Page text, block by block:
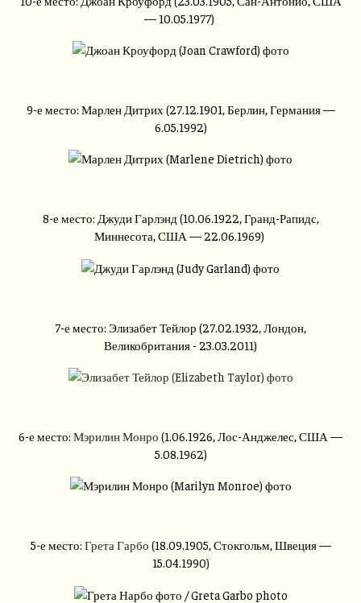
— 10.05.1977)
9-е место: Марлен Дитрих (27.12.1901, Берлин, Германия —
6.05.1992)
8-е место: Джуди Гарлэнд (10.06.1922, Гранд-Рапидс,
Миннесота, США — 22.06.1969)
7-е место: Элизабет Тейлор (27.02.1932, Лондон,
Великобритания - 23.03.2011)
6-е место: Мэрилин Монро (1.06.1926, Лос-Анджелес, США —
5.08.1962)
5-е место: Грета Гарбо (18.09.1905, Стокгольм, Швеция —
15.04.1990)